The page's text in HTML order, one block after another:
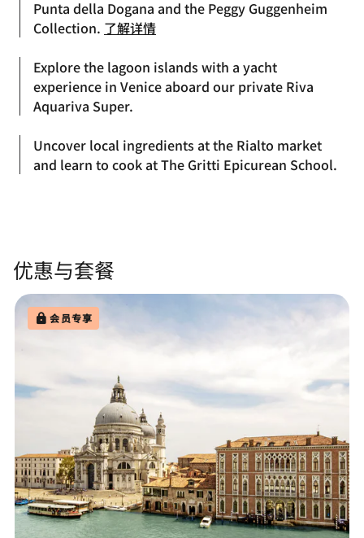
Punta della Dogana and the Peggy Guggenheim
Collection. 了解详情
Explore the lagoon islands with a yacht
experience in Venice aboard our private Riva
Aquariva Super.
Uncover local ingredients at the Rialto market
and learn to cook at The Gritti Epicurean School.
优惠与套餐
会员专享